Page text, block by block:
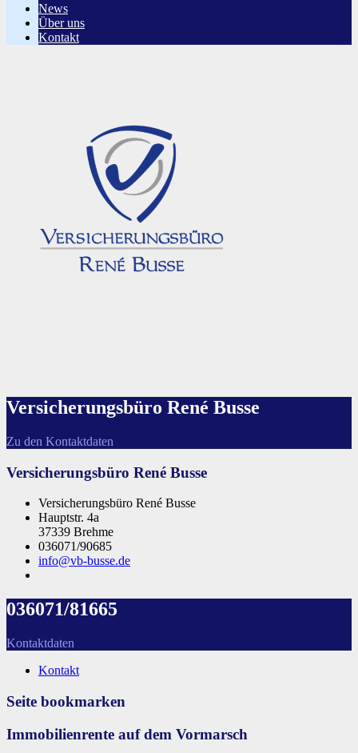
News
Über uns
Kontakt
Versicherungsbüro René Busse
Zu den Kontaktdaten
Versicherungsbüro René Busse
Versicherungsbüro René Busse
Hauptstr. 4a
37339 Brehme
036071/90685
info@vb-busse.de
036071/81665
Kontaktdaten
Kontakt
Seite bookmarken
Immobilienrente auf dem Vormarsch